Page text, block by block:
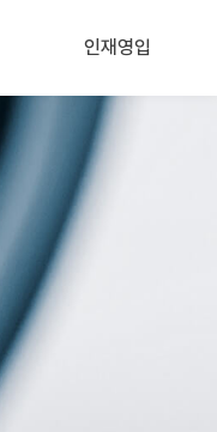
인재영입
인재영입